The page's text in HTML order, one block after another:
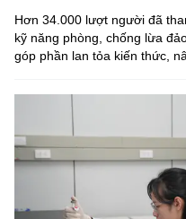
Hơn 34.000 lượt người đã
kỹ năng phòng, chống lừa
góp phần lan tỏa kiến thức,